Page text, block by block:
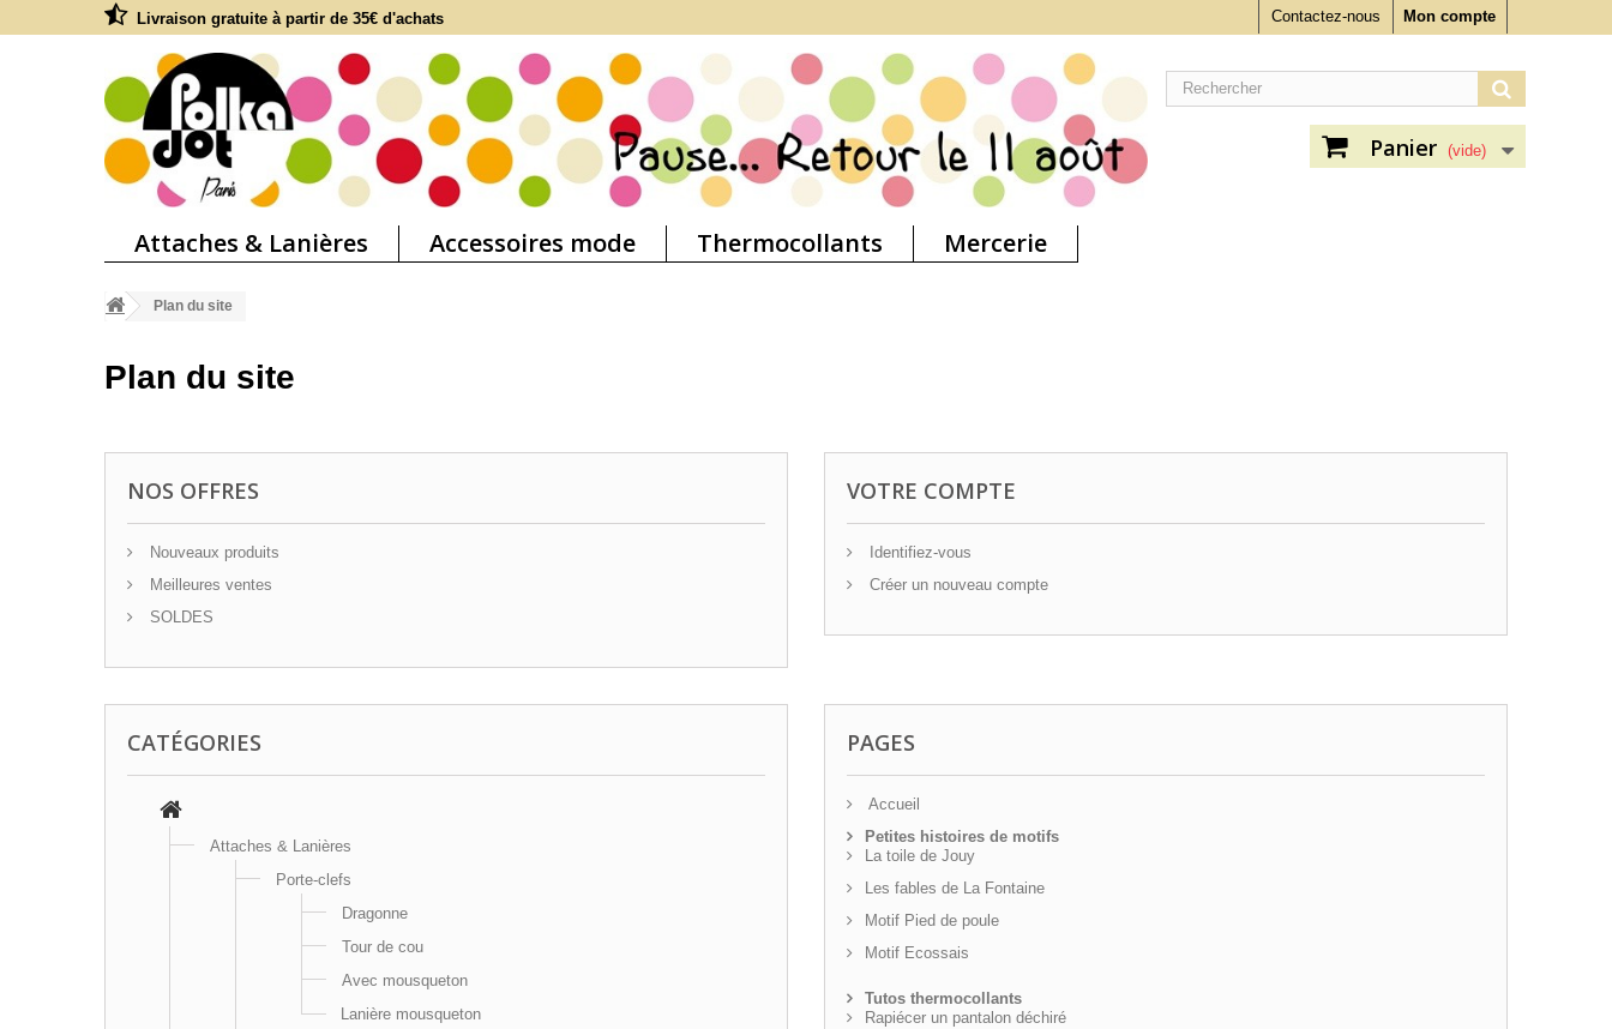
Mon compte
Contactez-nous
Livraison gratuite à partir de 35€ d'achats
Panier (vide)
Attaches & Lanières Accessoires mode Thermocollants Mercerie
Plan du site
Plan du site
NOS OFFRES
Nouveaux produits
Meilleures ventes
SOLDES
VOTRE COMPTE
Identifiez-vous
Créer un nouveau compte
CATÉGORIES
Attaches & Lanières
Porte-clefs
Dragonne
Tour de cou
Avec mousqueton
Lanière mousqueton
PAGES
Accueil
Petites histoires de motifs
La toile de Jouy
Les fables de La Fontaine
Motif Pied de poule
Motif Ecossais
Tutos thermocollants
Rapiécer un pantalon déchiré